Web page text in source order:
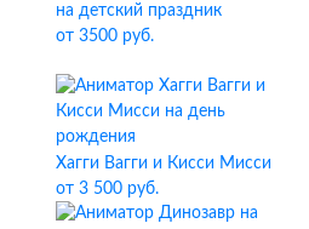
на детский праздник
от 3500 руб.
Хагги Вагги и Кисси Мисси
от 3 500 руб.